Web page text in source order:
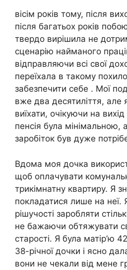
вісім років тому, після
після багатьох років
твердо вирішила не
сценарію найманого
відправляючи всі свої
переїхала в такому
забезпечити себе . Мої
вже два десятиліття, але
виїхати, очікуючи на
пенсія була мінімальною,
заробіток був дуже
Вдома моя дочка
щоб оплачувати
трикімнатну квартиру. Я
покладатися лише на неї.
рішучості заробляти
не бажаючи обтяжувати
старості. Я була матір’ю
38-річної дочки і ясно
вони не чекали від мене